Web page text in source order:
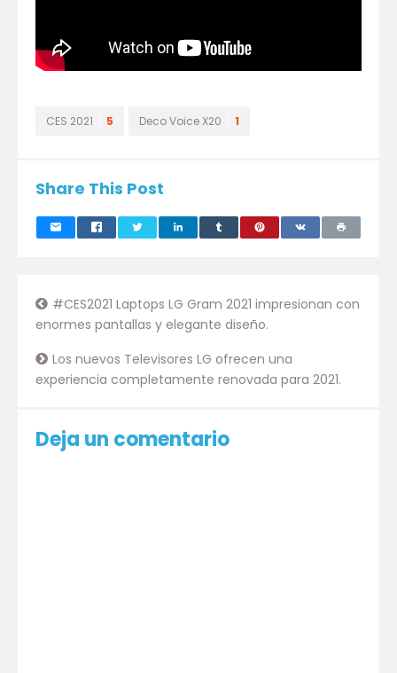
CES 2021 5 Deco Voice X20 1
Share This Post
#CES2021 Laptops LG Gram 2021 impresionan con
enormes pantallas y elegante diseño.
Los nuevos Televisores LG ofrecen una
experiencia completamente renovada para 2021.
Deja un comentario